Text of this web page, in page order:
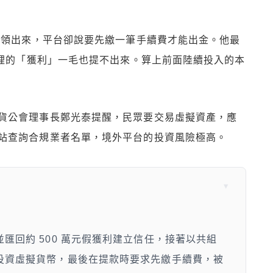
出來，平台卻說要先繳一筆手續費才能出金。他最
「獲利」一毛也提不出來。算上前面陸續投入的本
公會理事長鄭光泰提醒，民眾要交易虛擬資產，應
詢合規業者名單，境外平台的投資風險極高。
回約 500 萬元假獲利建立信任，接著以共組
虛擬貨幣，最後在提款時要求先繳手續費，被